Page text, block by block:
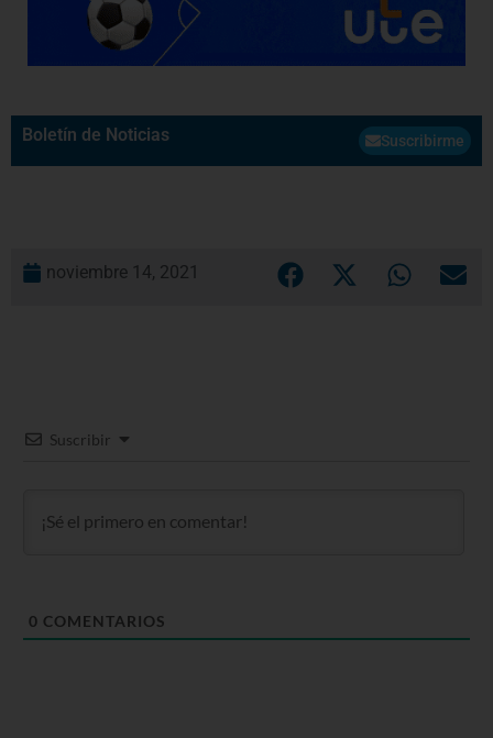
Boletín de Noticias Suscribirme
noviembre 14, 2021
Suscribir
0 COMENTARIOS